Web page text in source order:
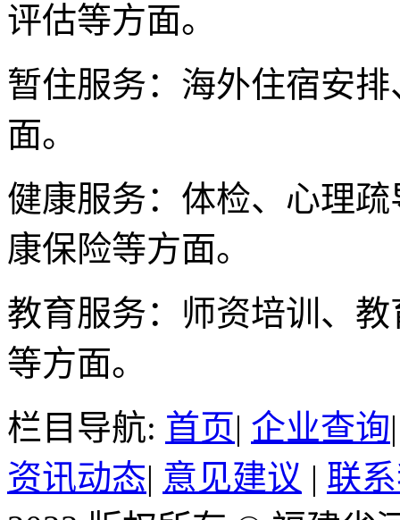
评估等方面。
暂住服务：海外住宿安
面。
健康服务：体检、心理
康保险等方面。
教育服务：师资培训、
等方面。
栏目导航: 首页| 企业查询
资讯动态| 意见建议 | 联